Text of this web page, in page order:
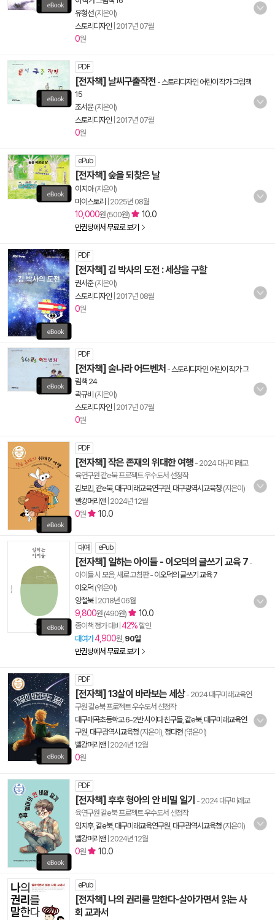
유형선(지은이)
스토리디자인 2017년 07월
0원
PDF
[전자책] 날씨구출작전 -스토리디자인 어린이 작가 그림책
15
조서윤(지은이)
스토리디자인 2017년 07월
0원
ePub
[전자책] 숲을 되찾은 날
이지아(지은이)
마이스토리
2025년 08월
10,000원 (500원) 10.0
만권당에서 무료로 보기
PDF
[전자책] 김 박사의 도전 : 세상을 구할
권서준(지은이)
스토리디자인 2017년 08월
0원
PDF
[전자책] 술나라 어드벤처 -스토리디자인 어린이 작가 그
림책 24
곽규비 (지은이)
스토리디자인 2017년 07월
0원
PDF
[전자책] 작은 존재의 위대한 여행 - 2024 대구미래교
육연구원 같e북 프로젝트 우수도서 선정작
김보민, 같e북, 대구미래교육연구원 대구광역시교육청 (지은이)
빨강머리앤| 2024년 12월
0원 10.0
대여 ePub
[전자책] 일하는 아이들 - 이오덕의 글쓰기 교육 7 -
아이들 시 모음, 새로 고침판- 이오덕의 글쓰기 교육 7
이오덕 (엮은이)
양철북| 2018년 06월
9,800원 (490원) 10.0
종이책 정가 대비 42%할인
대여가4,900원, 90일
만권당에서 무료로 보기
PDF
[전자책] 13살이 바라보는 세상- 2024 대구미래교육연
구원 같e북 프로젝트 우수도서 선정작
대구매곡초등학교 6-2반 사이다 친구들, 같e북, 대구미래교육연
구원 대구광역시교육청 (지은이), 정다현 (엮은이)
빨강머리앤| 2024년 12월
0원
PDF
[전자책] 후후 형아의 안 비밀 일기 - 2024 대구미래교
육연구원 같e북 프로젝트 우수도서 선정작
임지후, 같e북, 대구미래교육연구원 대구광역시교육청 (지은이)
빨강머리앤| 2024년 12월
0원 10.0
ePub
[전자책] 나의 권리를 말한다-살아가면서 읽는 사
회 교과서